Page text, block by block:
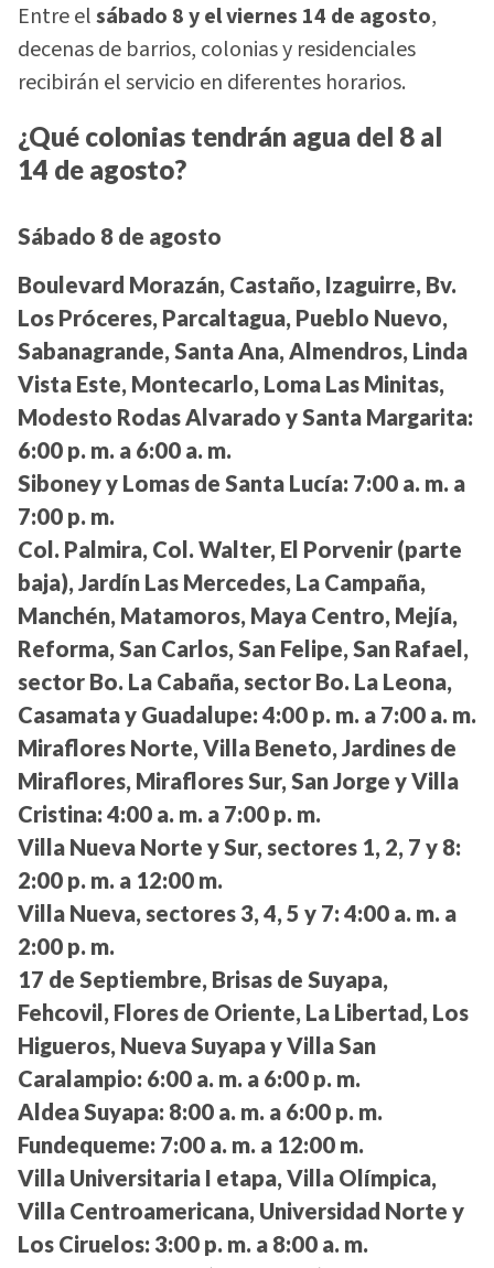
Entre elsábado 8 y el viernes 14 de agosto,
decenas de barrios, colonias y residenciales
recibirán el servicio en diferentes horarios.
¿Qué colonias tendrán agua del 8 al
14 de agosto?
Sábado 8 de agosto
Boulevard Morazán, Castaño, Izaguirre, Bv.
Los Próceres, Parcaltagua, Pueblo Nuevo,
Sabanagrande, Santa Ana, Almendros, Linda
Vista Este, Montecarlo, Loma Las Minitas,
Modesto Rodas Alvarado y Santa Margarita:
6:00 p. m. a 6:00 a. m.
Siboney y Lomas de Santa Lucía: 7:00 a. m. a
7:00 p. m.
Col. Palmira, Col. Walter, El Porvenir (parte
baja), Jardín Las Mercedes, La Campaña,
Manchén, Matamoros, Maya Centro, Mejía,
Reforma, San Carlos, San Felipe, San Rafael,
sector Bo. La Cabaña, sector Bo. La Leona,
Casamata y Guadalupe: 4:00 p. m. a 7:00 a. m.
Miraflores Norte, Villa Beneto, Jardines de
Miraflores, Miraflores Sur, San Jorge y Villa
Cristina: 4:00 a. m. a 7:00 p. m.
Villa Nueva Norte y Sur, sectores 1, 2, 7 y 8:
2:00 p. m. a 12:00 m.
Villa Nueva, sectores 3, 4, 5 y 7: 4:00 a. m. a
2:00 p. m.
17 de Septiembre, Brisas de Suyapa,
Fehcovil, Flores de Oriente, La Libertad, Los
Higueros, Nueva Suyapa y Villa San
Caralampio: 6:00 a. m. a 6:00 p. m.
Aldea Suyapa: 8:00 a. m. a 6:00 p. m.
Fundequeme: 7:00 a. m. a 12:00 m.
Villa Universitaria I etapa, Villa Olímpica,
Villa Centroamericana, Universidad Norte y
Los Ciruelos: 3:00 p. m. a 8:00 a. m.